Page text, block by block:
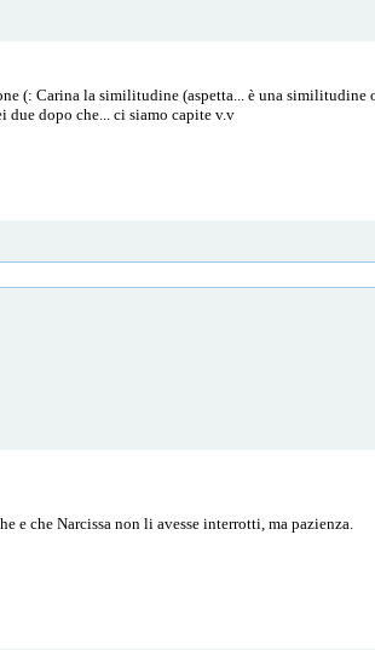
(: Carina la similitudine (aspetta... è una similitudine
due dopo che... ci siamo capite v.v
e che Narcissa non li avesse interrotti, ma pazienza.